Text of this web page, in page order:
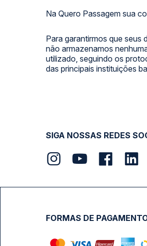
Na Quero Passagem sua
Para garantirmos que seus
não armazenamos
utilizado, seguindo os
das principais instituições
SIGA NOSSAS REDES
FORMAS DE